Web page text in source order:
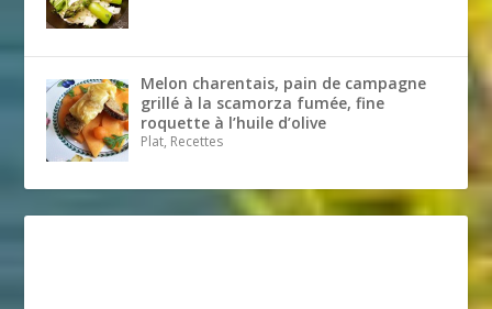
Melon charentais, pain de campagne
grillé à la scamorza fumée, fine
roquette à l’huile d’olive
Plat, Recettes